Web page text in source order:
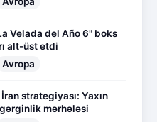
Velada del Año 6" boks
alt-üst etdi
Avropa
strategiyası: Yaxın
mərhələsi